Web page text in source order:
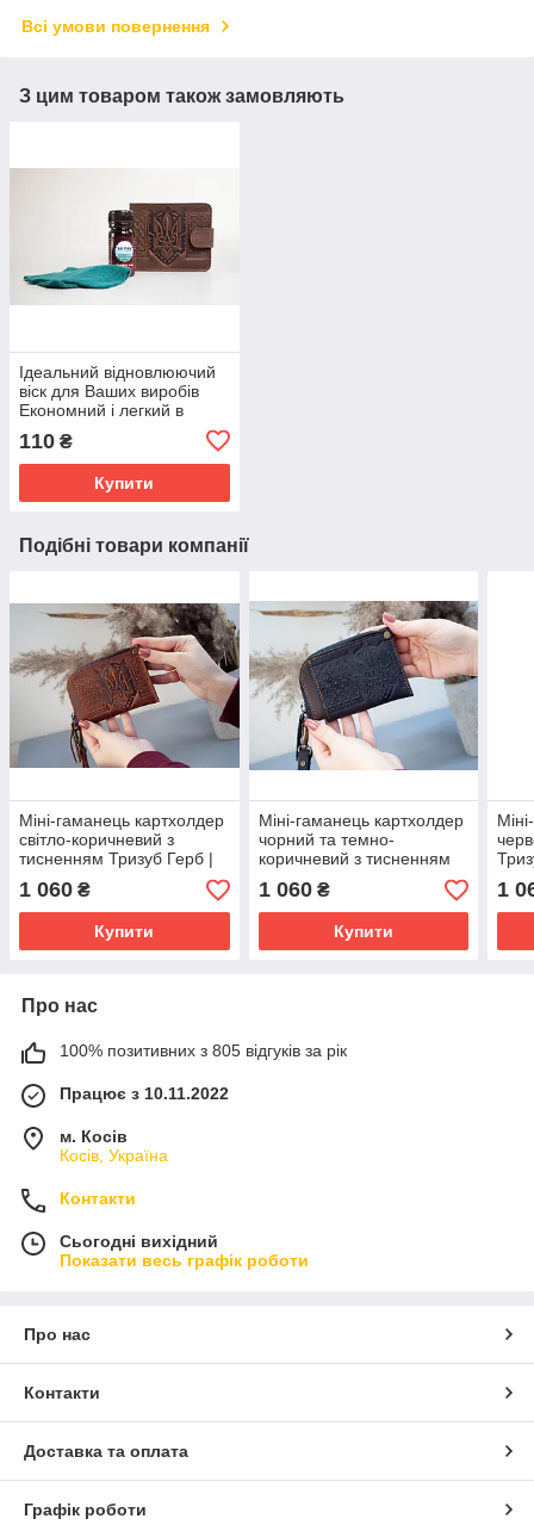
Всі умови повернення
З цим товаром також замовляють
Ідеальний відновлюючий
віск для Ваших виробів
Економний і легкий в
110 ₴
Купити
Подібні товари компанії
Міні-гаманець картхолдер
світло-коричневий з
тисненням Тризуб Герб |
міні гаманець на блискавці
1 060 ₴
Купити
Міні-гаманець картхолдер
чорний та темно-
коричневий з тисненням
Тризуб Герб | міні
гаманець на блискавці
1 060₴
Купити
1
Про нас
100% позитивних з 805 відгуків за рік
Працює з 10.11.2022
м. Косів
Косів, Україна
Контакти
Сьогодні вихідний
Показати весь графік роботи
Про нас
Контакти
Доставка та оплата
Графік роботи